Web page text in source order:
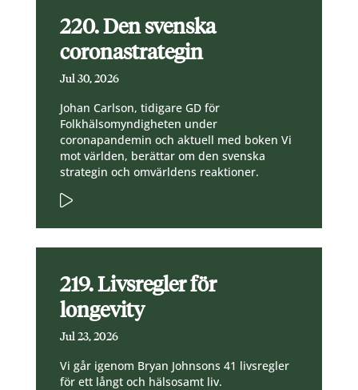
220. Den svenska
coronastrategin
Jul 30, 2026
Johan Carlson, tidigare GD för
Folkhälsomyndigheten under
coronapandemin och aktuell med boken Vi
mot världen, berättar om den svenska
strategin och omvärldens reaktioner.
219. Livsregler för
longevity
Jul 23, 2026
Vi går igenom Bryan Johnsons 41 livsregler
för ett långt och hälsosamt liv.